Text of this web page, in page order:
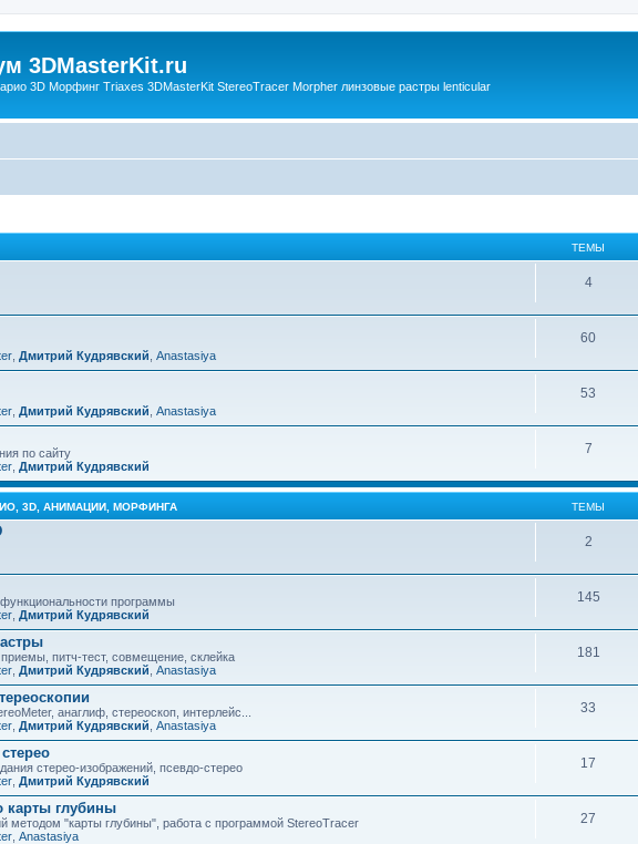
3DMasterKit.ru
3D Морфинг Triaxes 3DMasterKit StereoTracer Morpher линзовые растры lenticular
ТЕМЫ
4
Дмитрий Кудрявский Anastasiya
60
Дмитрий Кудрявский Anastasiya
53
по сайту
Дмитрий Кудрявский
7
3D, АНИМАЦИИ, МОРФИНГА ТЕМЫ
2
программы
Дмитрий Кудрявский
145
питч-тест, совмещение, склейка
Дмитрий Кудрявский Anastasiya
181
анаглиф, стереоскоп, интерлейс...
Дмитрий Кудрявский Anastasiya
33
стерео-изображений, псевдо-стерео
Дмитрий Кудрявский
17
карты глубины
методом "карты глубины", работа с программой StereoTracer
Anastasiya
27